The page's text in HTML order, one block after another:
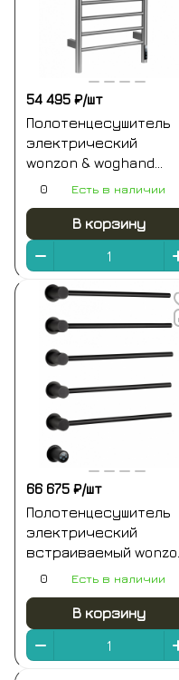
54 495 ₽/шт
Полотенцесушитель
электрический
wonzon & woghand
bonn, брашированный
0 Есть в наличии
В корзину
66 675 ₽/шт
Полотенцесушитель
электрический
встраиваемый wonzon
& woghand hamburg,
al315-mb)
0 Есть в наличии
В корзину